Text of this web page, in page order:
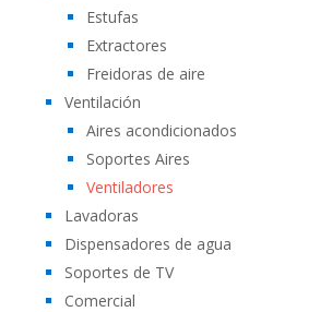
Estufas
Extractores
Freidoras de aire
Ventilación
Aires acondicionados
Soportes Aires
Ventiladores
Lavadoras
Dispensadores de agua
Soportes de TV
Comercial